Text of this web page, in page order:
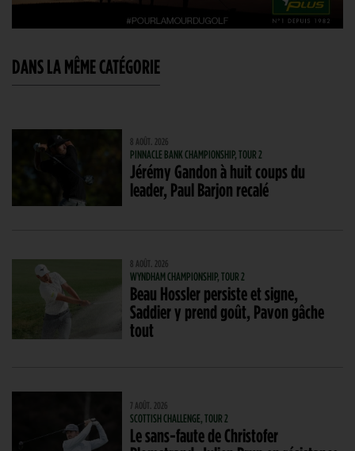
DANS LA MÊME CATÉGORIE
8 AOÛT. 2026
PINNACLE BANK CHAMPIONSHIP, TOUR 2
Jérémy Gandon à huit coups du
leader, Paul Barjon recalé
8 AOÛT. 2026
WYNDHAM CHAMPIONSHIP, TOUR 2
Beau Hossler persiste et signe,
Saddier y prend goût, Pavon gâche
tout
7 AOÛT. 2026
SCOTTISH CHALLENGE, TOUR 2
Le sans-faute de Christofer